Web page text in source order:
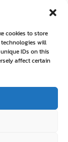
cookies to store
will
IDs on this
affect certain